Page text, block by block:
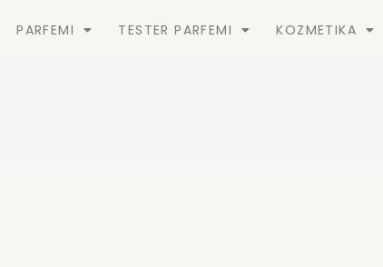
PARFEMI TESTER PARFEMI KOZMETIKA